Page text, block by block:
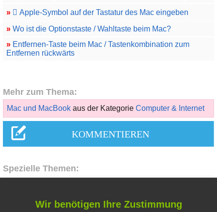
» Apple-Symbol auf der Tastatur des Mac eingeben
»Wo ist die Optionstaste / Wahltaste beim Mac?
»Entfernen-Taste beim Mac / Tastenkombination zum
Entfernen rückwärts
Mehr zum Thema:
Mac und MacBookaus der Kategorie Computer & Internet
Spezielle Themen:
Wir benötigen Ihre Zustimmung